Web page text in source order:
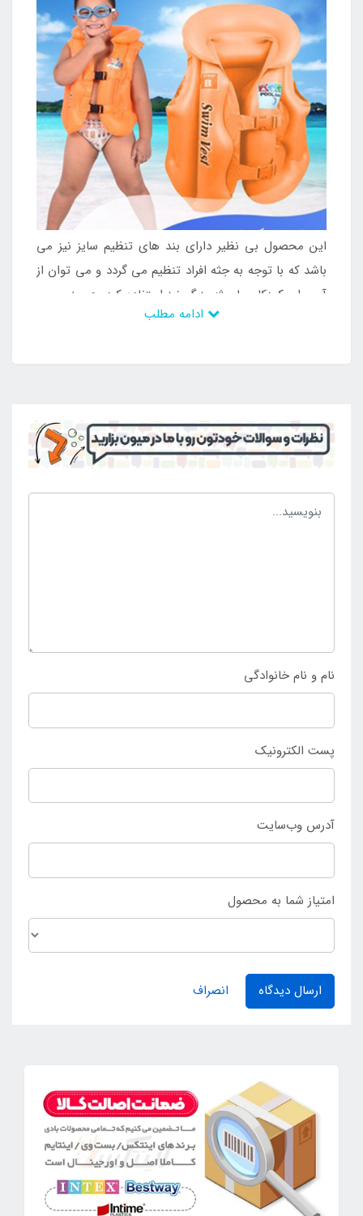
این محصول بی نظیر دارای بند های تنظیم سایز نیز می
باشد که با توجه به جثه افراد تنظیم می گردد و می توان از
آن برای کودکان با جثه بزرگ نیز استفاده کرد. همچنین می
توان متناسب با جثه کودکان ریز اندام نیز آن را تنظیم نمود
بدون پس دادن رنگ به محیط می باشد و می تواند رنگی
ثابت را شامل شود که در طول سال های زیاد و در معرض
تابش خورشید دچار مشکل نمی شود و می توان از آن بهره
کافی را برد. با این وجود است که طرفداران زیادی دارد و
توانسته رضایت مخاطب را جلب کند تا برای بازی و
نهایی سازند.
نام و نام خانوادگی
پست الکترونیک
آدرس وب‌سایت
امتیاز شما به محصول
ارسال دیدگاه انصراف